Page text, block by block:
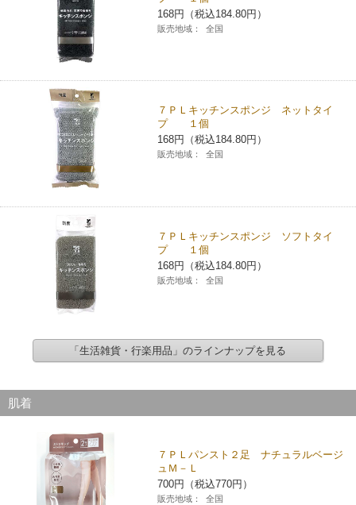
168円（税込184.80円）
販売地域： 全国
７ＰＬキッチンスポンジ ネットタイ
プ １個
168円（税込184.80円）
販売地域： 全国
７ＰＬキッチンスポンジ ソフトタイ
プ １個
168円（税込184.80円）
販売地域： 全国
「生活雑貨・行楽用品」のラインナップを見る
肌着
７ＰＬパンスト２足 ナチュラルベージ
ュＭ－Ｌ
700円（税込770円）
販売地域： 全国